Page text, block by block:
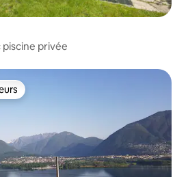
piscine privée